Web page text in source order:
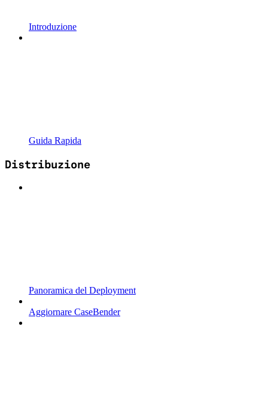
Introduzione
Guida Rapida
Distribuzione
Panoramica del Deployment
Aggiornare CaseBender